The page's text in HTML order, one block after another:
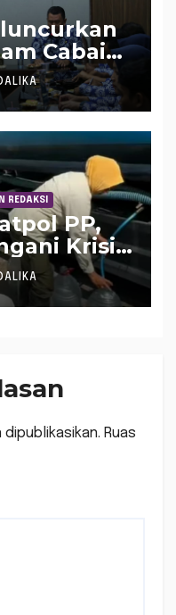
Cabai
REDAKSI
PP,
Krisis
dipublikasikan. Ruas